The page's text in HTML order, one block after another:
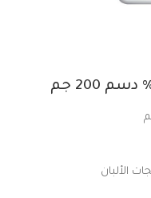
الألبان